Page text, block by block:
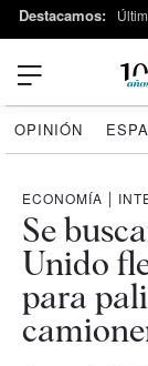
Destacamos:
OPINIÓN
ECONOMÍA |
Se
Unido
para